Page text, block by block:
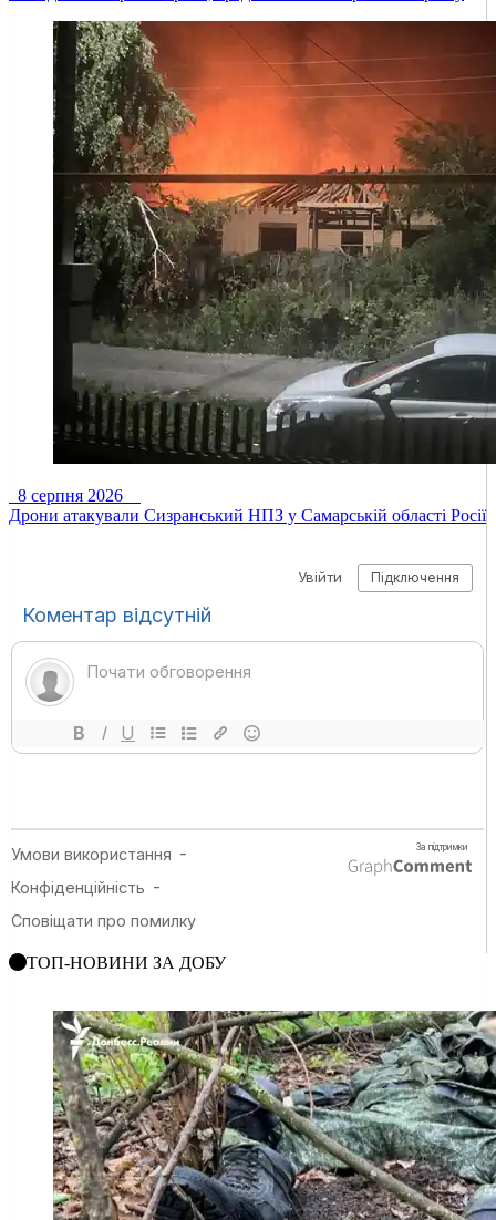
8 серпня 2026
Дрони атакували Сизранський НПЗ у Самарській області Росії
ТОП-НОВИНИ ЗА ДОБУ